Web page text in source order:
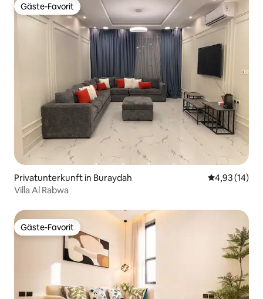
Gäste-Favorit
Gäste-Favorit
Privatunterkunft in Buraydah
4,93 (14)
Villa Al Rabwa
Gäste-Favorit
Gäste-Favorit